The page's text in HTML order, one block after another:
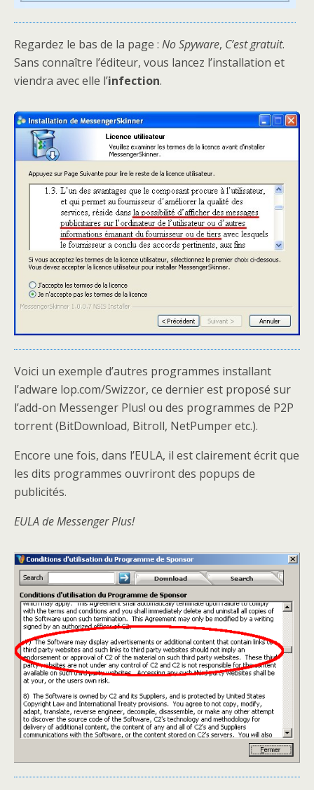
Regardez le bas de la page : No Spyware, C’est gratuit.
Sans connaître l’éditeur, vous lancez l’installation et
viendra avec elle l’infection.
Voici un exemple d’autres programmes installant
l’adware lop.com/Swizzor, ce dernier est proposé sur
l’add-on Messenger Plus! ou des programmes de P2P
torrent (BitDownload, Bitroll, NetPumper etc.).
Encore une fois, dans l’EULA, il est clairement écrit que
les dits programmes ouvriront des popups de
publicités.
EULA de Messenger Plus!